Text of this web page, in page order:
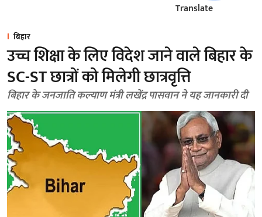
Translate
बिहार
उच्च शिक्षा के लिए विदेश जाने वाले बिहार के
SC-ST छात्रों को मिलेगी छात्रवृत्ति
बिहार के जनजाति कल्याण मंत्री लखेंद्र पासवान ने यह जानकारी दी